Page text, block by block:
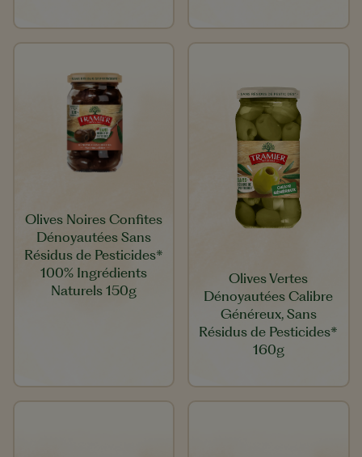
Olives Noires Confites
Dénoyautées Sans
Résidus de Pesticides*
100% Ingrédients
Naturels 150g
Olives Vertes
Dénoyautées Calibre
Généreux, Sans
Résidus de Pesticides*
160g